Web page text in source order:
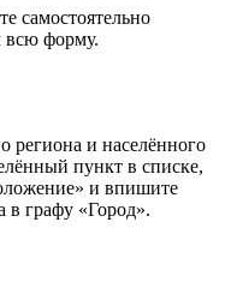
самостоятельно
всю форму.
региона и населённого
пункт в списке,
и впишите
в графу «Город».